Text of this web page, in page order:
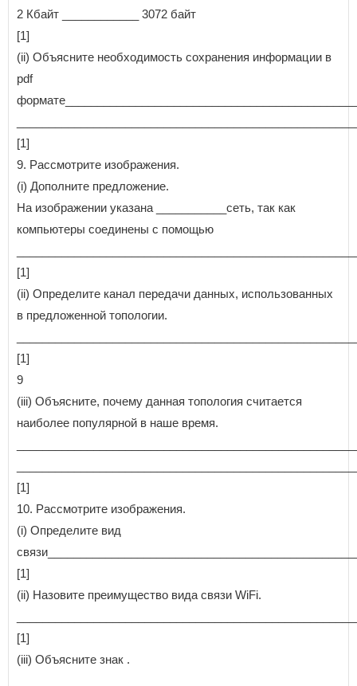
2 Кбайт ____________ 3072 байт
[1]
(ii) Объясните необходимость сохранения информации в
pdf
[1]
9. Рассмотрите изображения.
(i) Дополните предложение.
На изображении указана ___________сеть, так как
компьютеры соединены с помощью
[1]
(ii) Определите канал передачи данных, использованных
в предложенной топологии.
[1]
9
(iii) Объясните, почему данная топология считается
наиболее популярной в наше время.
[1]
10. Рассмотрите изображения.
(i) Определите вид
[1]
(ii) Назовите преимущество вида связи WiFi.
[1]
(iii) Объясните знак .